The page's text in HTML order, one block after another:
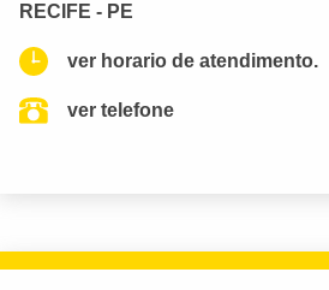
RECIFE - PE
ver horario de atendimento.
ver telefone